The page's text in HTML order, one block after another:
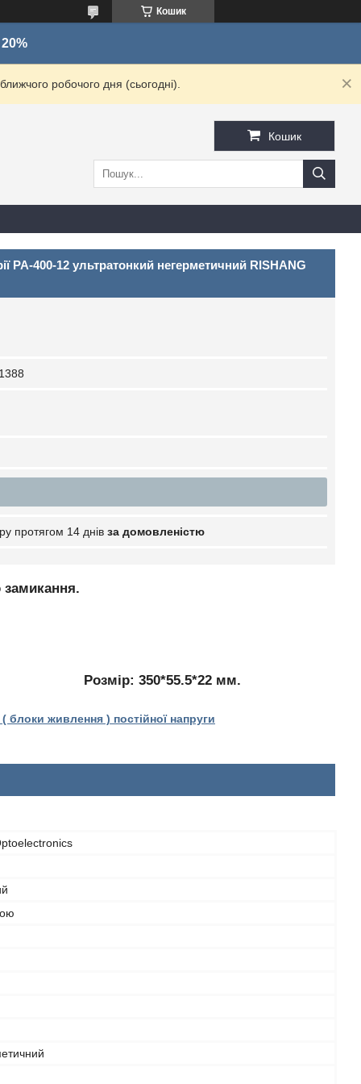
Кошик
робочого дня (сьогодні).
Кошик
PA-400-12 ультратонкий негерметичний RISHANG
протягом 14 днів за домовленістю
замикання.
350*55.5*22 мм.
живлення ) постійної напруги